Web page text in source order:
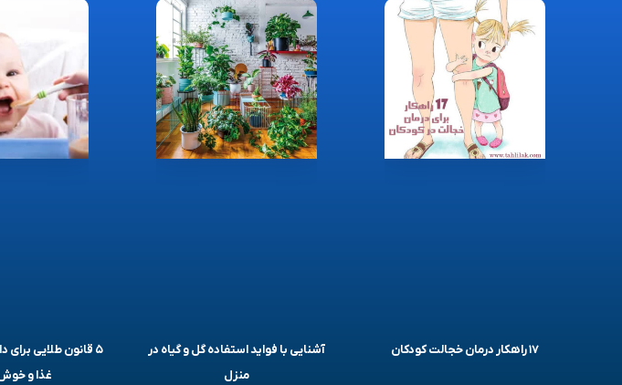
۱۷ راهکار درمان خجالت کودکان
آشنایی با فواید استفاده گل و گیاه در
منزل
۵ قانون طلایی
غذا و